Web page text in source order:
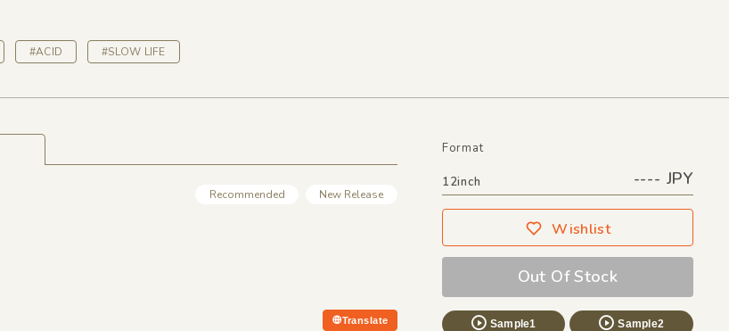
#ACID #SLOW LIFE
Recommended New Release
Translate
Format
12inch ---- JPY
Wishlist
Out Of Stock
Sample1 Sample2